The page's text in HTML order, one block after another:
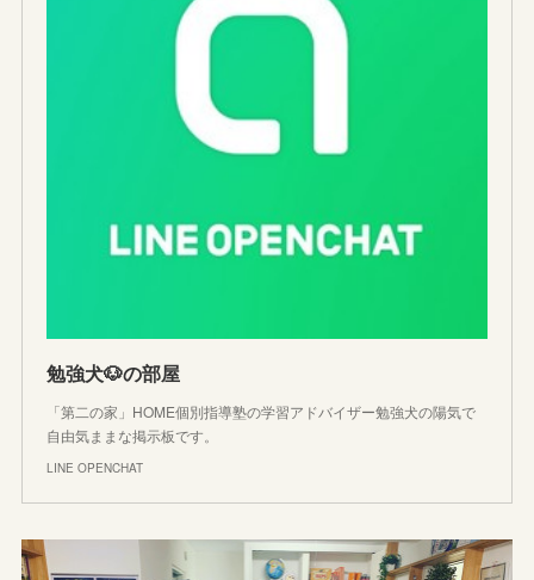
勉強犬🐶の部屋
「第二の家」HOME個別指導塾の学習アドバイザー勉強犬の陽気で
自由気ままな掲示板です。
LINE OPENCHAT